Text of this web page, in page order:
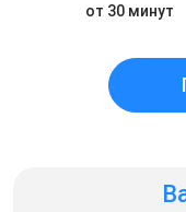
от 30 минут